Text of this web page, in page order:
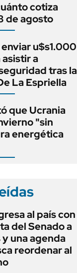
cotiza
de agosto
u$s1.000
a
tras la
La Espriella
que Ucrania
"sin
energética
al país con
del Senado a
una agenda
reordenar al